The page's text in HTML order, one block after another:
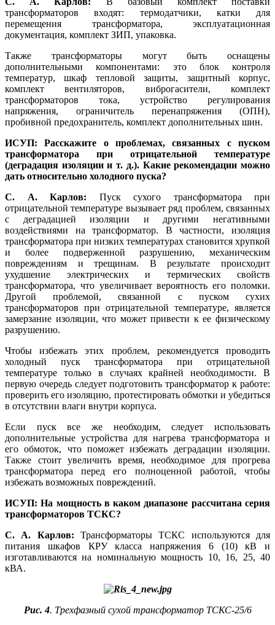
трансформаторов входят: термодатчики, катки для
перемещения трансформатора, эксплуатационная
документация, комплект ЗИП, упаковка.
Также трансформаторы могут быть оснащены
дополнительными компонентами: это блок контроля
температур, шкаф тепловой защиты, защитный корпус,
комплект вентиляторов, виброгасители, комплект
трансформаторов то­ка, устройство регулирования
напряжения, ограничитель перенапряжения (ОПН),
пробивной предохранитель, комплект дополнительных шин.
ИСУП: Расскажите о проблемах, связанных с пуском
трансформатора при отрицательной температуре
(деградация изоляции и т. д.). Какие рекомендации можно
дать относительно холодного пуска?
С. А. Карлов: Пуск сухого трансформатора при
отрицательной температуре вызывает ряд проблем, связанных
с деградацией изоляции и другими негативными
воздействиями на трансформатор. В частности, изоляция
трансформатора при низких температурах становится хрупкой
и более подверженной разрушению, механическим
повреждениям и трещинам. В результате происходит
ухудшение электрических и термических свойств
трансформатора, что увеличивает вероятность его поломки.
Другой проблемой, связанной с пуском сухих
трансформаторов при отрицательной температуре, является
замерзание изоляции, что может привести к ее физическому
разрушению.
Чтобы избежать этих проблем, рекомендуется проводить
холодный пуск трансформатора при отрицательной
температуре только в случаях крайней необходимости. В
первую очередь следует подготовить трансформатор к работе:
проверить его изоляцию, протестировать обмотки и убедиться
в отсутствии влаги внутри корпуса.
Если пуск все же необходим, следует использовать
дополнительные устройства для нагрева трансформатора и
его обмоток, что поможет избежать деградации изоляции.
Также стоит увеличить время, необходимое для прогрева
трансформатора перед его полноценной работой, чтобы
избежать возможных повреждений.
ИСУП: На мощность в каком диапазоне рассчитана серия
трансформаторов ТСКС?
С. А. Карлов: Трансформаторы ТСКС используются для
питания шкафов КРУ класса напряжения 6 (10) кВ и
изготавливаются на номинальную мощность 10, 16, 25, 40
кВА.
Рис. 4. Трехфазный сухой трансформатор ТСКС‑25/6